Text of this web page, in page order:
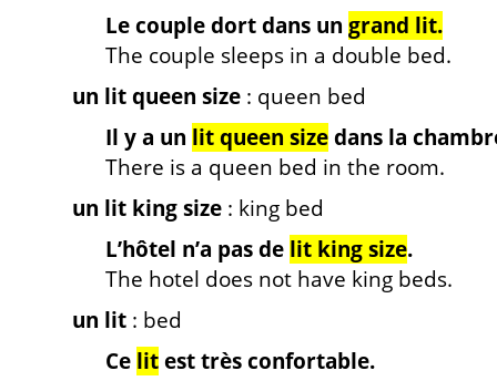
Le couple dort dans un grand lit.
The couple sleeps in a double bed.
un lit queen size : queen bed
Il y a un lit queen sizedans la
There is a queen bed in the room.
un lit king size : king bed
L’hôtel n’a pas de lit king size.
The hotel does not have king beds.
un lit : bed
Ce litest très confortable.